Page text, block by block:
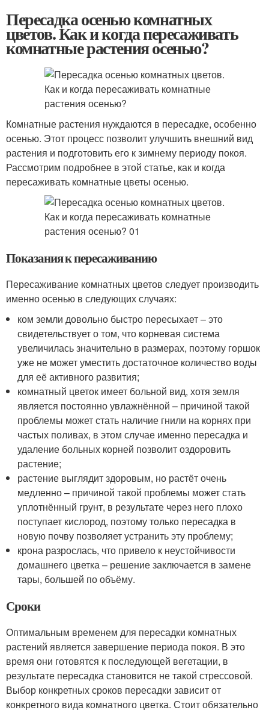
Пересадка осенью комнатных
цветов. Как и когда пересаживать
комнатные растения осенью?
Комнатные растения нуждаются в пересадке, особенно
осенью. Этот процесс позволит улучшить внешний вид
растения и подготовить его к зимнему периоду покоя.
Рассмотрим подробнее в этой статье, как и когда
пересаживать комнатные цветы осенью.
Показания к пересаживанию
Пересаживание комнатных цветов следует производить
именно осенью в следующих случаях:
ком земли довольно быстро пересыхает – это
свидетельствует о том, что корневая система
увеличилась значительно в размерах, поэтому горшок
уже не может уместить достаточное количество воды
для её активного развития;
комнатный цветок имеет больной вид, хотя земля
является постоянно увлажнённой – причиной такой
проблемы может стать наличие гнили на корнях при
частых поливах, в этом случае именно пересадка и
удаление больных корней позволит оздоровить
растение;
растение выглядит здоровым, но растёт очень
медленно – причиной такой проблемы может стать
уплотнённый грунт, в результате через него плохо
поступает кислород, поэтому только пересадка в
новую почву позволяет устранить эту проблему;
крона разрослась, что привело к неустойчивости
домашнего цветка – решение заключается в замене
тары, большей по объёму.
Сроки
Оптимальным временем для пересадки комнатных
растений является завершение периода покоя. В это
время они готовятся к последующей вегетации, в
результате пересадка становится не такой стрессовой.
Выбор конкретных сроков пересадки зависит от
конкретного вида комнатного цветка. Стоит обязательно